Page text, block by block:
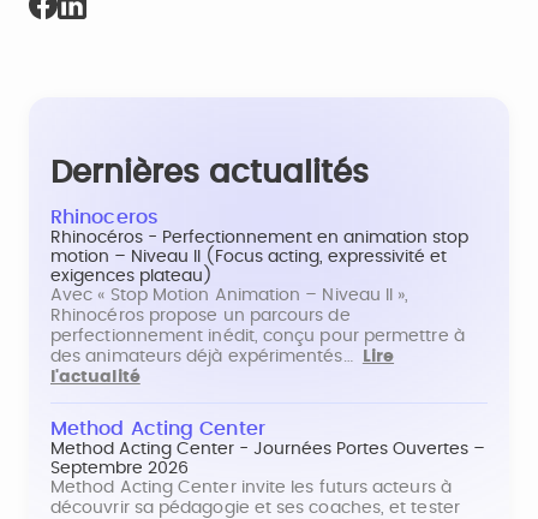
Dernières actualités
Rhinoceros
Rhinocéros - Perfectionnement en animation stop
motion – Niveau II (Focus acting, expressivité et
exigences plateau)
Avec « Stop Motion Animation – Niveau II »,
Rhinocéros propose un parcours de
perfectionnement inédit, conçu pour permettre à
des animateurs déjà expérimentés…
Lire
l'actualité
Method Acting Center
Method Acting Center - Journées Portes Ouvertes –
Septembre 2026
Method Acting Center invite les futurs acteurs à
découvrir sa pédagogie et ses coaches, et tester